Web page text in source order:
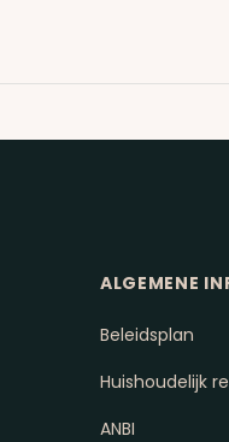
ALGEMENE
Beleidsplan
Huishoudelijk
ANBI